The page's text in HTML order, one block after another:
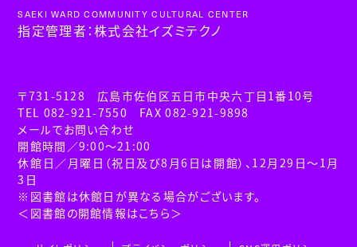
SAEKI WARD COMMUNITY CULTURAL CENTER
指定管理者：株式会社イズミテクノ
〒731-5128 広島市佐伯区五日市中央六丁目1番10号
TEL 082-921-7550 FAX 082-921-9898
メールでお問い合わせ
開館時間／9:00～21:00
休館日／月曜日（祝日及び8月6日は開館）、12月29日～1月
3日
※図書館は休館日が異なる場合がございます。
＜図書館の開館情報はこちら＞